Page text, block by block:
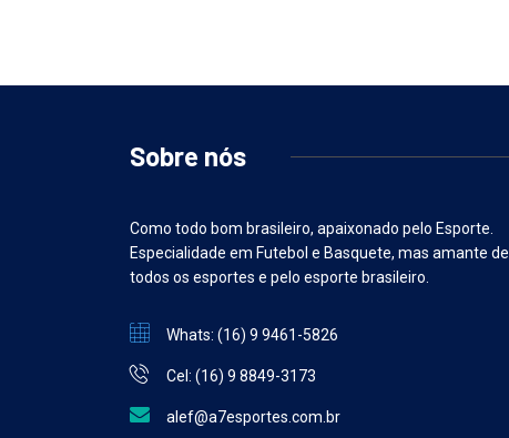
Sobre nós
Como todo bom brasileiro, apaixonado pelo Esporte.
Especialidade em Futebol e Basquete, mas amante de
todos os esportes e pelo esporte brasileiro.
Whats: (16) 9 9461-5826
Cel: (16) 9 8849-3173
alef@a7esportes.com.br